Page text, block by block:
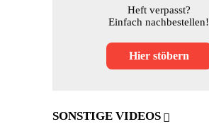
Heft verpasst?
Einfach nachbestellen!
Hier stöbern
SONSTIGE VIDEOS